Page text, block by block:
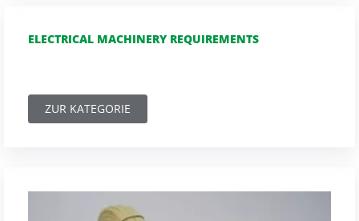
ELECTRICAL MACHINERY REQUIREMENTS
ZUR KATEGORIE